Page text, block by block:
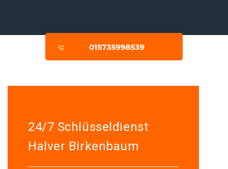
24/7 Schlüsseldienst
Halver Birkenbaum